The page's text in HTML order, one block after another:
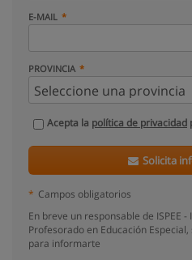
E-MAIL
PROVINCIA
Acepta la política de privacidad
Solicita
* Campos obligatorios
En breve un responsable de ISPEE
Profesorado en Educación
para informarte